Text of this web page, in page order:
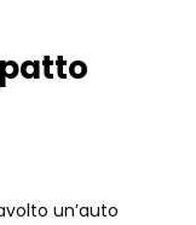
aria il drone
un’auto